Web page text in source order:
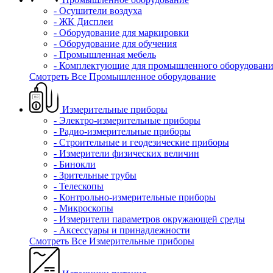
- Осушители воздуха
- ЖК Дисплеи
- Оборудование для маркировки
- Оборудование для обучения
- Промышленная мебель
- Комплектующие для промышленного
Смотреть Все Промышленное оборудование
Измерительные приборы
- Электро-измерительные приборы
- Радио-измерительные приборы
- Строительные и геодезические приборы
- Измерители физических величин
- Бинокли
- Зрительные трубы
- Телескопы
- Контрольно-измерительные приборы
- Микроскопы
- Измерители параметров окружающей среды
- Аксессуары и принадлежности
Смотреть Все Измерительные приборы